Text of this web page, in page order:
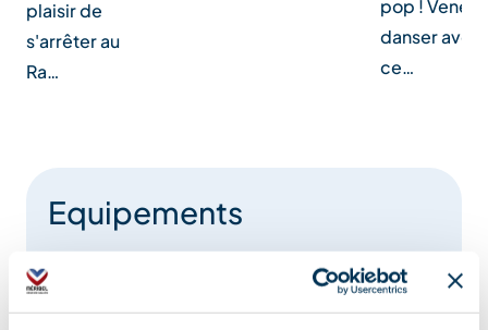
plaisir de
s'arrêter au
Ra…
pop ! Venez
danser avec
ce…
Equipements